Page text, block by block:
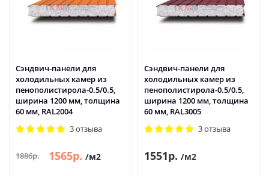
Сэндвич-панели для
холодильных камер из
пенополистирола-0.5/0.5,
ширина 1200 мм, толщина
60 мм, RAL2004
3 отзыва
1886р. 1565р. /м2
Сэндвич-панели для
холодильных камер из
пенополистирола-0.5/0.5,
ширина 1200 мм, толщина
60 мм, RAL3005
3 отзыва
1551р. /м2